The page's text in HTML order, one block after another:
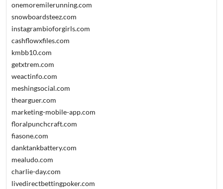
onemoremilerunning.com
snowboardsteez.com
instagrambioforgirls.com
cashflowxfiles.com
kmbb10.com
getxtrem.com
weactinfo.com
meshingsocial.com
thearguer.com
marketing-mobile-app.com
floralpunchcraft.com
fiasone.com
danktankbattery.com
mealudo.com
charlie-day.com
livedirectbettingpoker.com